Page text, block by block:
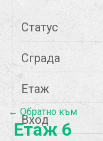
Статус
Сграда
Етаж
Вход
← Обратно към
Етаж 6